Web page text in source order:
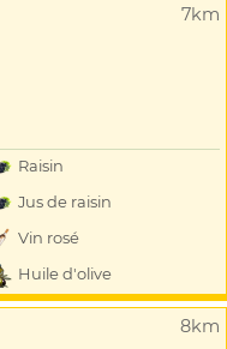
7km
Raisin
Jus de raisin
Vin rosé
Huile d'olive
8km